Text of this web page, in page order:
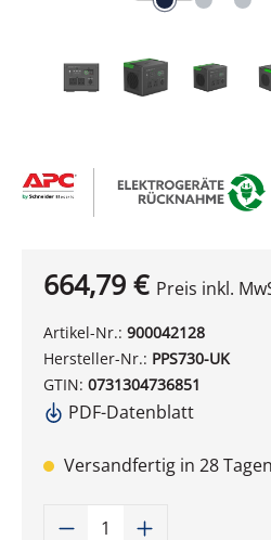
664,79 € Preis inkl.
Artikel-Nr.: 900042128
Hersteller-Nr.: PPS730-UK
GTIN: 0731304736851
PDF-Datenblatt
Versandfertig in 28
Produkt Anzahl: